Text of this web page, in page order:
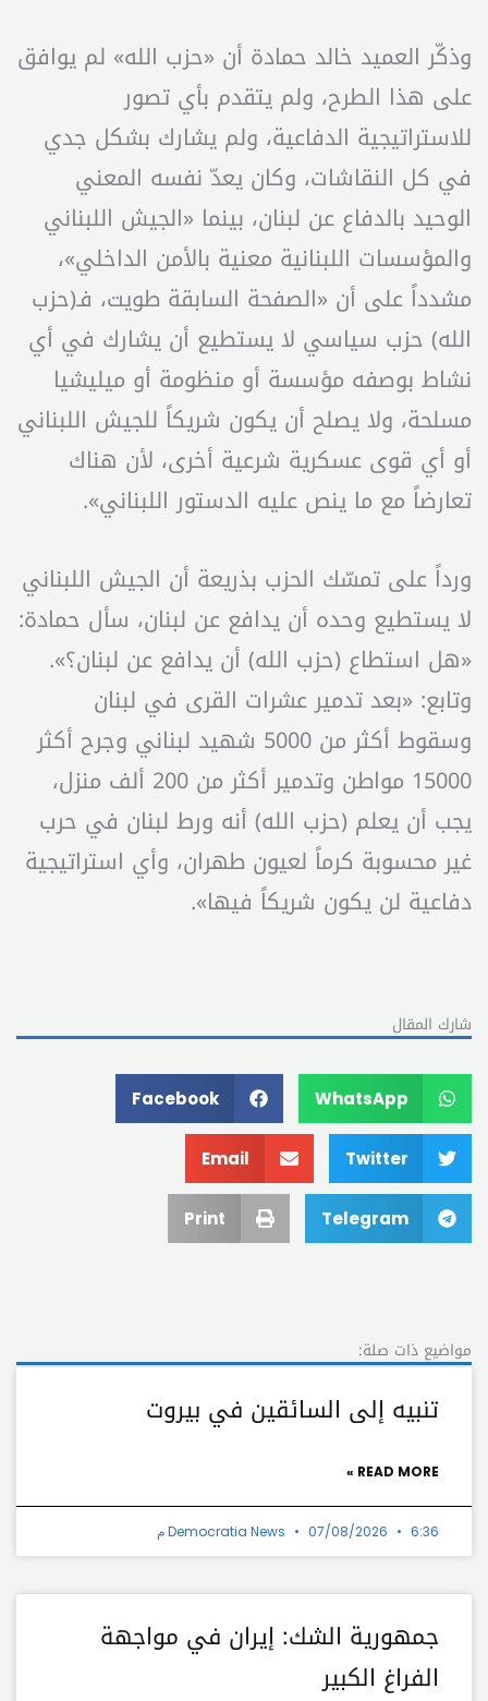
وذكّر العميد خالد حمادة أن «حزب الله» لم يوافق
على هذا الطرح، ولم يتقدم بأي تصور
للاستراتيجية الدفاعية، ولم يشارك بشكل جدي
في كل النقاشات، وكان يعدّ نفسه المعني
الوحيد بالدفاع عن لبنان، بينما «الجيش اللبناني
والمؤسسات اللبنانية معنية بالأمن الداخلي»،
مشدداً على أن «الصفحة السابقة طويت، فـ(حزب
الله) حزب سياسي لا يستطيع أن يشارك في أي
نشاط بوصفه مؤسسة أو منظومة أو ميليشيا
مسلحة، ولا يصلح أن يكون شريكاً للجيش اللبناني
أو أي قوى عسكرية شرعية أخرى، لأن هناك
تعارضاً مع ما ينص عليه الدستور اللبناني».
ورداً على تمسّك الحزب بذريعة أن الجيش اللبناني
لا يستطيع وحده أن يدافع عن لبنان، سأل حمادة:
«هل استطاع (حزب الله) أن يدافع عن لبنان؟».
وتابع: «بعد تدمير عشرات القرى في لبنان
وسقوط أكثر من 5000 شهيد لبناني وجرح أكثر
15000 مواطن وتدمير أكثر من 200 ألف منزل،
يجب أن يعلم (حزب الله) أنه ورط لبنان في حرب
غير محسوبة كرماً لعيون طهران، وأي استراتيجية
دفاعية لن يكون شريكاً فيها».
شارك المقال
WhatsApp
Facebook
Twitter
Email
Telegram
Print
مواضيع ذات صلة:
تنبيه إلى السائقين في بيروت
READ MORE »
Democratia News 07/08/2026 6:36 م
جمهورية الشك: إيران في مواجهة
الفراغ الكبير